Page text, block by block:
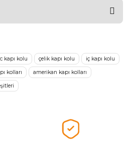
Değerlendir
noktaları öneri formunu kullanarak
ederiz.
görüntülenemiyor.
pahalı.
kapı kolu çelik kapı kolu iç kapı kolu
kolları amerikan kapı kolları